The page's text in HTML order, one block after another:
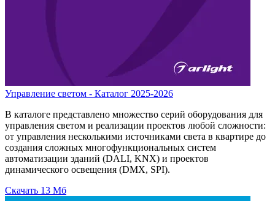
Управление светом - Каталог 2025-2026
В каталоге представлено множество серий оборудования для
управления светом и реализации проектов любой сложности:
от управления несколькими источниками света в квартире до
создания сложных многофункциональных систем
автоматизации зданий (DALI, KNX) и проектов
динамического освещения (DMX, SPI).
Скачать 13 Мб